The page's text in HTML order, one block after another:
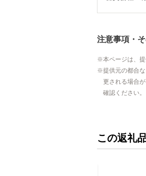
注意事項・
本ページは、
提供元の都合
更される場合
確認ください。
この返礼